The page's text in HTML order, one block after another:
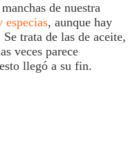
manchas de nuestra
especias, aunque hay
trata de las de aceite,
veces parece
llegó a su fin.